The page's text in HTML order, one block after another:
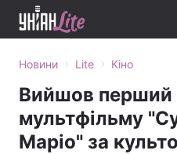
Новини › Lite › Кіно
Вийшов перший
мультфільму
Маріо" за